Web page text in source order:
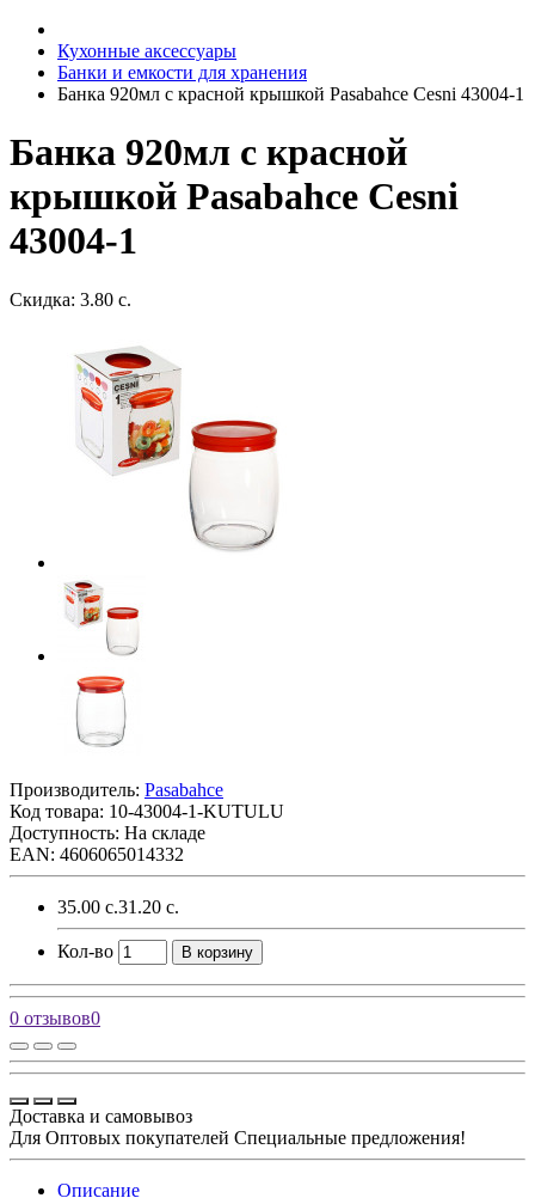
Кухонные аксессуары
Банки и емкости для хранения
Банка 920мл с красной крышкой Pasabahce Cesni 43004-1
Банка 920мл с красной
крышкой Pasabahce Cesni
43004-1
Скидка: 3.80 с.
Производитель: Pasabahce
Код товара: 10-43004-1-KUTULU
Доступность: На складе
EAN: 4606065014332
35.00 с.31.20 с.
Кол-во В корзину
0 отзывов0
Доставка и самовывоз
Для Оптовых покупателей Специальные предложения!
Описание